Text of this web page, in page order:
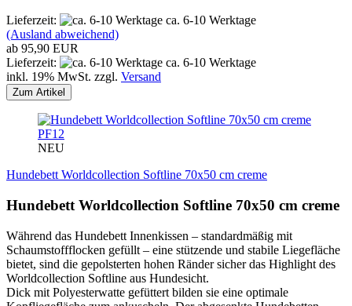
Lieferzeit:
ca. 6-10 Werktage
(Ausland abweichend)
ab 95,90 EUR
Lieferzeit:
ca. 6-10 Werktage
inkl. 19% MwSt. zzgl. Versand
Zum Artikel
PF12
NEU
Hundebett Worldcollection Softline 70x50 cm creme
Hundebett Worldcollection Softline 70x50 cm creme
Während das Hundebett Innenkissen – standardmäßig mit
Schaumstoffflocken gefüllt – eine stützende und stabile Liegefläche
bietet, sind die gepolsterten hohen Ränder sicher das Highlight des
Worldcollection Softline aus Hundesicht.
Dick mit Polyesterwatte gefüttert bilden sie eine optimale